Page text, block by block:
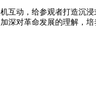
互动，给参观者打造沉
深对革命发展的理解，